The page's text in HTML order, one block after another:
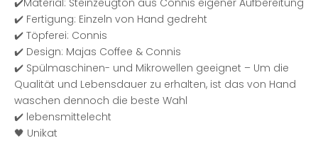
✔️ Fertigung: Einzeln von Hand gedreht
✔️ Töpferei: Connis
✔️ Design: Majas Coffee & Connis
✔️ Spülmaschinen- und Mikrowellen geeignet – Um die
Qualität und Lebensdauer zu erhalten, ist das von Hand
waschen dennoch die beste Wahl
✔️ lebensmittelecht
🖤 Unikat